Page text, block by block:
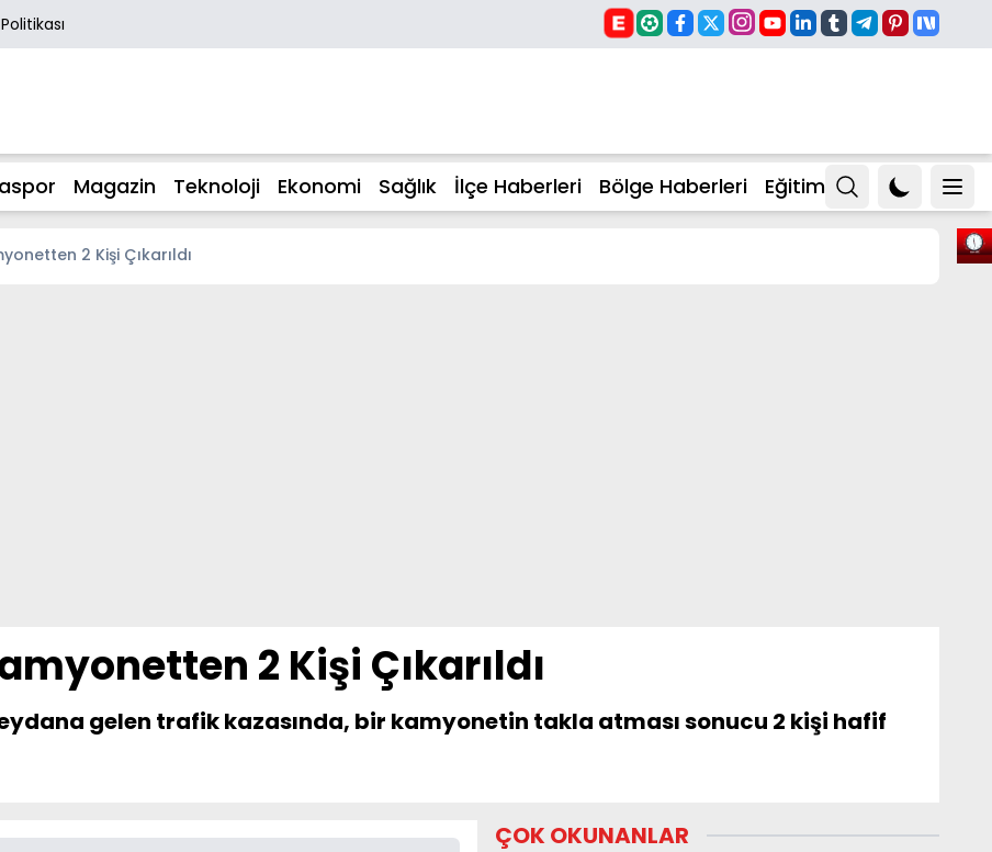
Magazin Teknoloji Ekonomi Sağlık İlçe Haberleri Bölge Haberleri Eğitim
2 Kişi Çıkarıldı
2 Kişi Çıkarıldı
gelen trafik kazasında, bir kamyonetin takla atması sonucu 2 kişi hafif
ÇOK OKUNANLAR